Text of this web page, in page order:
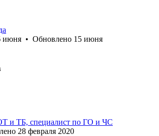
июня • Обновлено 15 июня
и ТБ, специалист по ГО и ЧС
28 февраля 2020